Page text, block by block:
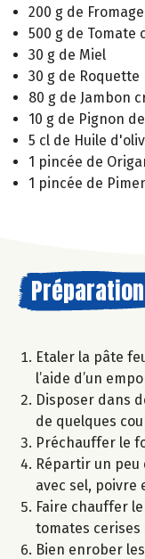
200 g de
500 g de Tomate
30 g de Miel
30 g de Roquette
80 g de Jambon
10 g de Pignon
5 cl de Huile
1 pincée de
1 pincée de
Préparation
Etaler la pâte
l’aide d’un
Disposer dans
de quelques
Préchauffer le
Répartir un peu
avec sel, poivre
Faire chauffer
tomates cerises
Bien enrober